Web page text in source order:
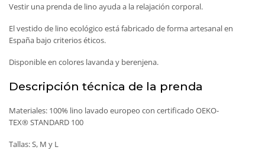
Vestir una prenda de lino ayuda a la relajación corporal.
El vestido de lino ecológico está fabricado de forma artesanal en
España bajo criterios éticos.
Disponible en colores lavanda y berenjena.
Descripción técnica de la prenda
Materiales: 100% lino lavado europeo con certificado OEKO-
TEX® STANDARD 100
Tallas: S, M y L